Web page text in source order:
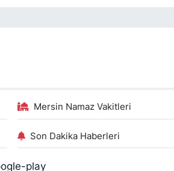
Mersin Namaz Vakitleri
Son Dakika Haberleri